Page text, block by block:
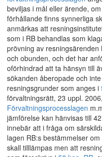
beviljas i mål eller ärende,
förhållande finns synnerliga
anmärkas att
som i RB behandlas som
prövning av
och obunden, och det har
oförhindrad att ta hänsyn till
sökanden åberopade och
resningsgrunder som anges i
förvaltningsrätt, 23 uppl.
Förvaltningsprocesslagen
jämförelse kan hänvisas till
innebär att i fråga om
lagen RB:s bestämmelser
skall tilllämpas men att